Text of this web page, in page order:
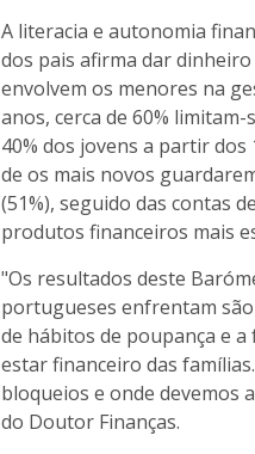
A literacia e autonomia
dos pais afirma dar
envolvem os menores na
anos, cerca de 60%
40% dos jovens a partir
de os mais novos
(51%), seguido das contas
produtos financeiros mais
"Os resultados deste
portugueses enfrentam
de hábitos de poupança e
estar financeiro das
bloqueios e onde devemos
do Doutor Finanças.